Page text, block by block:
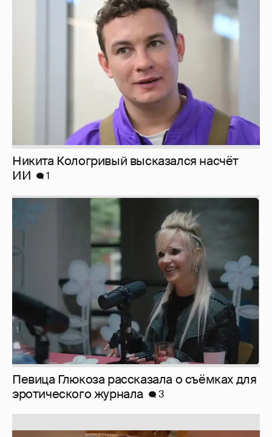
Никита Кологривый высказался насчёт
Певица Глюкоза рассказала о съёмках для
эротического журнала
3